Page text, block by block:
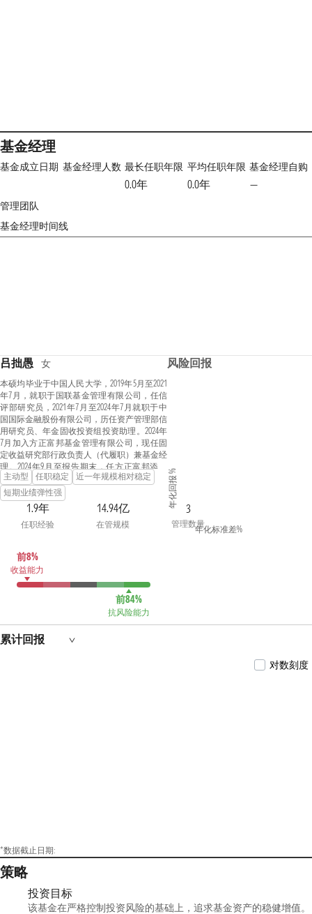
基金经理
基金成立日期 基金经理人数 最长任职年限
0.0年
平均任职年限
0.0年
基金经理自购
—
管理团队
基金经理时间线
吕拙愚 女
本硕均毕业于中国人民大学，2019年5月至2021
年7月，就职于国联基金管理有限公司，任信
评部研究员，2021年7月至2024年7月就职于中
国国际金融股份有限公司，历任资产管理部信
用研究员、年金固收投资组投资助理。2024年
7月加入方正富邦基金管理有限公司，现任固
定收益研究部行政负责人（代履职）兼基金经
理。2024年9月至报告期末，任方正富邦添利
纯债债券型证券投资基金基金经理。
主动型 任职稳定
近一年规模相对稳定
短期业绩弹性强
1.9年
任职经验
14.94亿
在管规模
3
管理数量
前8%
收益能力
前84%
抗风险能力
风险回报
年化回报 %
年化标准差%
累计回报
对数刻度
*数据截止日期:
策略
投资目标
该基金在严格控制投资风险的基础上，追求基金资产的稳健增值。